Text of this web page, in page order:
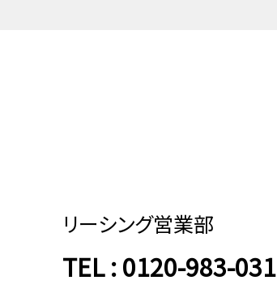
リーシング営業部
TEL : 0120-983-031